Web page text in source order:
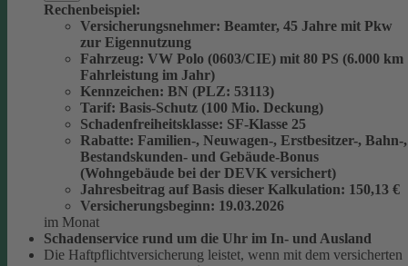
Rechenbeispiel:
Versicherungsnehmer: Beamter, 45 Jahre mit Pkw
zur Eigennutzung
Fahrzeug: VW Polo (0603/CIE) mit 80 PS (6.000 km
Fahrleistung im Jahr)
Kennzeichen: BN (PLZ: 53113)
Tarif: Basis-Schutz (100 Mio. Deckung)
Schadenfreiheitsklasse: SF-Klasse 25
Rabatte: Familien-, Neuwagen-, Erstbesitzer-, Bahn-,
Bestandskunden- und Gebäude-Bonus
(Wohngebäude bei der DEVK versichert)
Jahresbeitrag auf Basis dieser Kalkulation: 150,13 €
Versicherungsbeginn: 19.03.2026
im Monat
Schadenservice rund um die Uhr im In- und Ausland
Die Haftpflichtversicherung leistet, wenn mit dem versicherten